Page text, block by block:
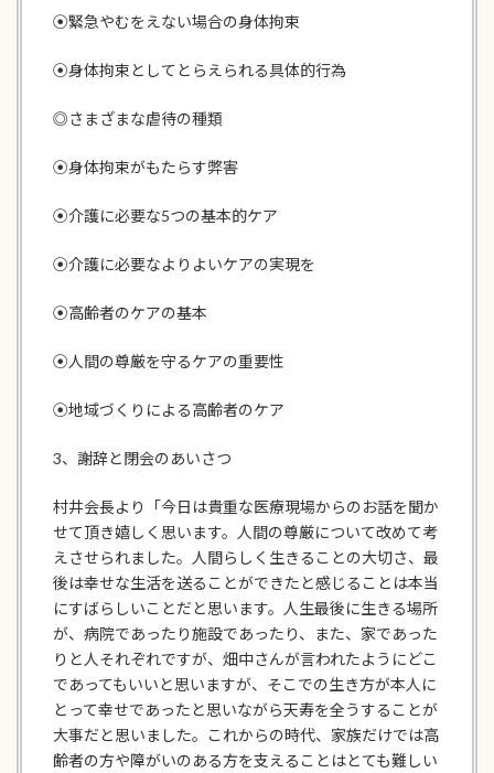
⦿緊急やむをえない場合の身体拘束
⦿身体拘束としてとらえられる具体的行為
◎さまざまな虐待の種類
⦿身体拘束がもたらす弊害
⦿介護に必要な5つの基本的ケア
⦿介護に必要なよりよいケアの実現を
⦿高齢者のケアの基本
⦿人間の尊厳を守るケアの重要性
⦿地域づくりによる高齢者のケア
3、謝辞と閉会のあいさつ
村井会長より「今日は貴重な医療現場からのお話を聞か
せて頂き嬉しく思います。人間の尊厳について改めて考
えさせられました。人間らしく生きることの大切さ、最
後は幸せな生活を送ることができたと感じることは本当
にすばらしいことだと思います。人生最後に生きる場所
が、病院であったり施設であったり、また、家であった
りと人それぞれですが、畑中さんが言われたようにどこ
であってもいいと思いますが、そこでの生き方が本人に
とって幸せであったと思いながら天寿を全うすることが
大事だと思いました。これからの時代、家族だけでは高
齢者の方や障がいのある方を支えることはとても難しい